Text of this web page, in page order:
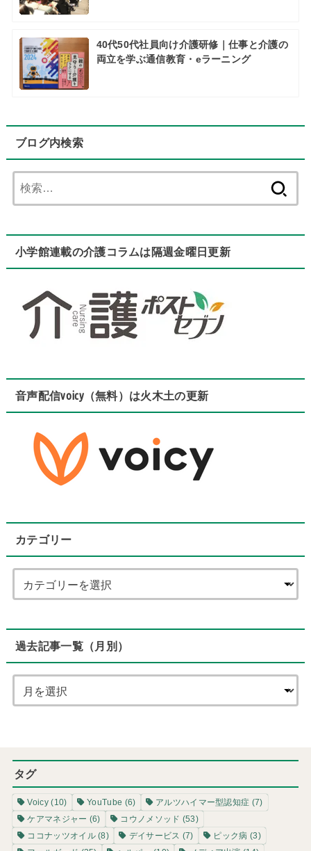
40代50代社員向け介護研修｜仕事と介護の
両立を学ぶ通信教育・eラーニング
ブログ内検索
索:
小学館連載の介護コラムは隔週金曜日更新
音声配信voicy（無料）は火木土の更新
カテゴリー
過去記事一覧（月別）
タグ
Voicy(10) YouTube (6) アルツハイマー型認知症 (7)
ケアマネジャー (6) コウノメソッド (53)
ココナッツオイル(8) デイサービス (7) ピック病 (3)